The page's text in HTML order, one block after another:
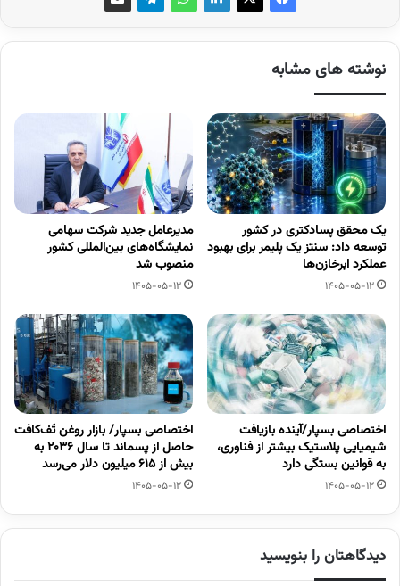
نوشته های مشابه
یک محقق پسادکتری در کشور
توسعه داد: سنتز یک پلیمر برای بهبود
عملکرد ابرخازن‌ها
1405-05-12
مدیرعامل جدید شرکت سهامی
نمایشگاه‌های بین‌المللی کشور
منصوب شد
1405-05-12
اختصاصی بسپار/آینده بازیافت
شیمیایی پلاستیک بیشتر از فناوری،
به قوانین بستگی دارد
1405-05-12
اختصاصی بسپار/ بازار روغن تَف‌کافت
حاصل از پسماند تا سال ۲۰۳۶ به
بیش از ۶۱۵ میلیون دلار می‌رسد
1405-05-12
دیدگاهتان را بنویسید